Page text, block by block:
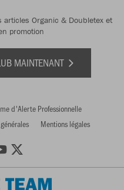
Organic & Doubletex et
promotion
MAINTENANT
d'Alerte Professionnelle
Mentions légales